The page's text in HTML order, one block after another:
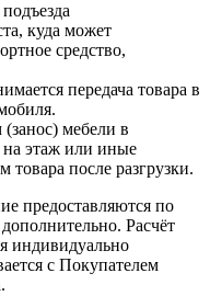
куда может
средство,
передача товара в
мебели в
этаж или иные
товара после разгрузки.
предоставляются по
Расчёт
индивидуально
с Покупателем